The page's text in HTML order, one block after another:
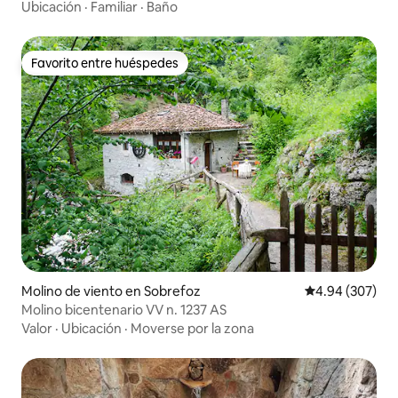
Ubicación · Familiar · Baño
Favorito entre huéspedes
Favorito entre huéspedes
Molino de viento en Sobrefoz Calificación
4.94 (307)
Molino bicentenario VV n. 1237 AS
Valor · Ubicación · Moverse por la zona